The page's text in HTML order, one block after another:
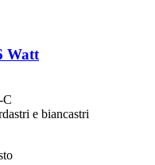
Watt
C
e biancastri